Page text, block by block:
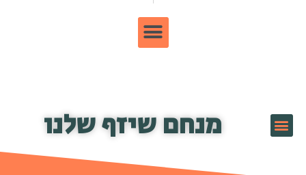
מנחם שיזף שלנו